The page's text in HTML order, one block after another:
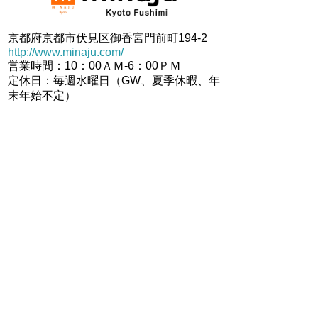
京都府京都市伏見区御香宮門前町194-2
http://www.minaju.com/
営業時間：10：00ＡＭ-6：00ＰＭ
定休日：毎週水曜日（GW、夏季休暇、年
末年始不定）